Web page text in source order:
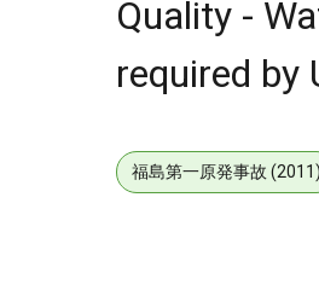
Quality -
required by
福島第一原発事故 (2011)